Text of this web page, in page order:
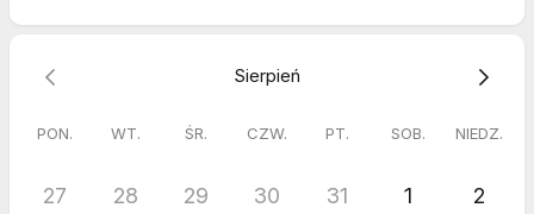
Sierpień
PON. WT. ŚR. CZW. PT. SOB. NIEDZ.
27 28 29 30 31 1 2